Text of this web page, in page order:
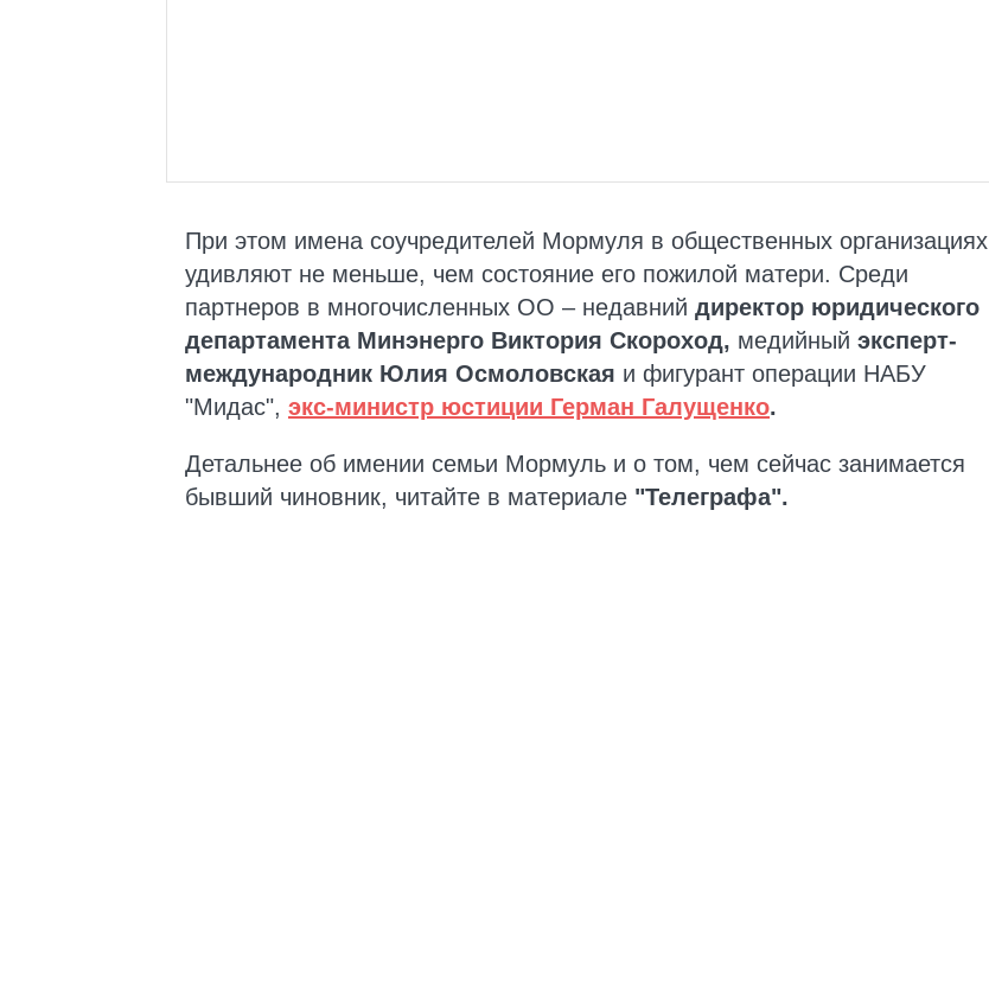
При этом имена соучредителей Мормуля в общественных организациях
удивляют не меньше, чем состояние его пожилой матери. Среди
партнеров в многочисленных ОО – недавний директор юридического
департамента Минэнерго Виктория Скороход, медийный эксперт-
международник Юлия Осмоловская и фигурант операции НАБУ
"Мидас", экс-министр юстиции Герман Галущенко.
Детальнее об имении семьи Мормуль и о том, чем сейчас занимается
бывший чиновник, читайте в материале "Телеграфа".